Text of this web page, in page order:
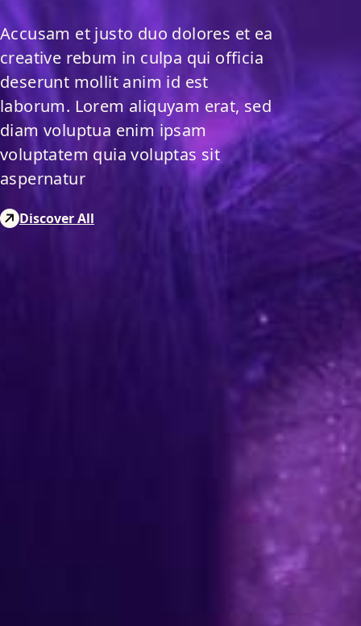
Accusam et justo duo dolores et ea
creative rebum in culpa qui officia
deserunt mollit anim id est
laborum. Lorem aliquyam erat, sed
diam voluptua enim ipsam
voluptatem quia voluptas sit
aspernatur
Discover All